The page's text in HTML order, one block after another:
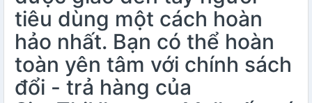
tiêu dùng một cách hoàn
hảo nhất. Bạn có thể hoàn
toàn yên tâm với chính sách
đổi - trả hàng của